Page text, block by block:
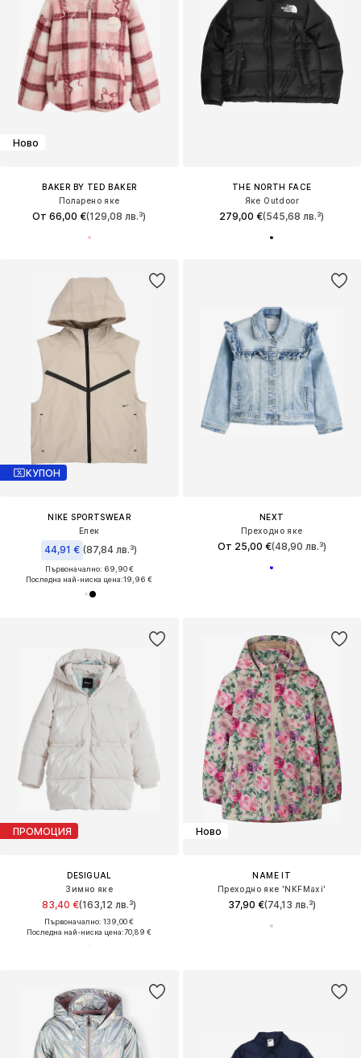
Ново
BAKER BY TED BAKER
Поларено яке
От 66,00 €(129,08 лв.³)
THE NORTH FACE
Яке Outdoor
279,00 €(545,68 лв.³)
КУПОН
NIKE SPORTSWEAR
Елек
44,91 € (87,84 лв.³)
Първоначално: 69,90 €
Последна най-ниска цена:19,96 €
NEXT
Преходно яке
От 25,00 €(48,90 лв.³)
ПРОМОЦИЯ
DESIGUAL
Зимно яке
83,40 €(163,12 лв.³)
Първоначално: 139,00 €
Последна най-ниска цена:70,89 €
Ново
NAME IT
Преходно яке 'NKFMaxi'
37,90 €(74,13 лв.³)